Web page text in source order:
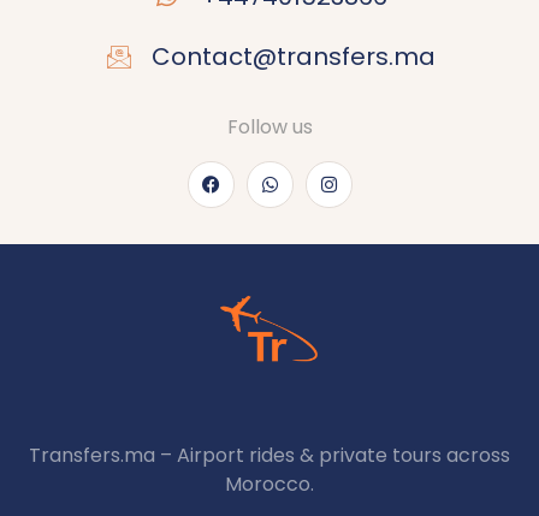
Contact@transfers.ma
Follow us
Transfers.ma – Airport rides & private tours across
Morocco.